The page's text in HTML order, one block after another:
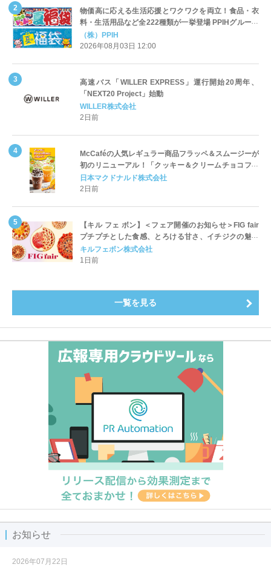
物価高に応える生活応援とワクワクを両立！食品・衣
料・生活用品など全222種類が一挙登場 PPIHグループ
「夏福袋」＆セール 8月6日(木)より順次スタート
（株）PPIH
2026年08月03日 12:00
高速バス「WILLER EXPRESS」運行開始20周年、
「NEXT20 Project」始動
WILLER株式会社
2日前
McCaféの人気レギュラー商品フラッペ＆スムージーが
初のリニューアル！「クッキー＆クリームチョコフラ
ッペ」「マンゴースムージー」8月5日（水）から販売
開始
日本マクドナルド株式会社
2日前
【キル フェ ボン】＜フェア開催のお知らせ＞FIG fair
プチプチとした食感、とろける甘さ、イチジクの魅力
をたっぷりと。新作を含め、イチジク尽くしの全4種が
登場8月20日（木）スタート
キルフェボン株式会社
1日前
一覧を見る
お知らせ
2026年07月22日